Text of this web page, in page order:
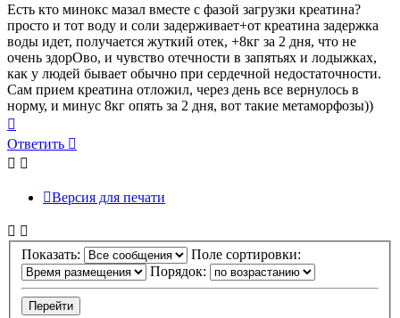
Есть кто минокс мазал вместе с фазой загрузки креатина?
просто и тот воду и соли задерживает+от креатина задержка
воды идет, получается жуткий отек, +8кг за 2 дня, что не
очень здорОво, и чувство отечности в запятьях и лодыжках,
как у людей бывает обычно при сердечной недостаточности.
Сам прием креатина отложил, через день все вернулось в
норму, и минус 8кг опять за 2 дня, вот такие метаморфозы))
к
началу
Ответить
Версия для печати
Показать:
Поле сортировки:
Порядок: